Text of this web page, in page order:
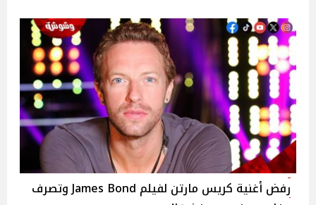
رفض أغنية كريس مارتن لفيلم James Bond وتصرف